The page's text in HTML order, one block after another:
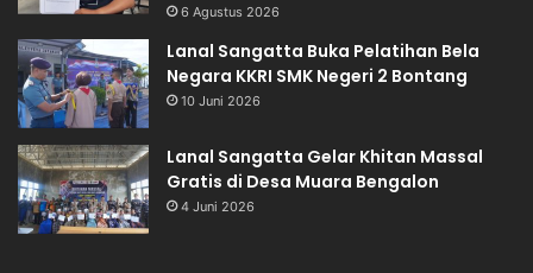
6 Agustus 2026
Lanal Sangatta Buka Pelatihan Bela
Negara KKRI SMK Negeri 2 Bontang
10 Juni 2026
Lanal Sangatta Gelar Khitan Massal
Gratis di Desa Muara Bengalon
4 Juni 2026